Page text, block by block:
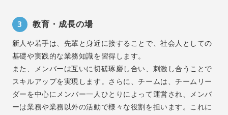
3 教育・成長の場
新人や若手は、先輩と身近に接することで、社会人としての
基礎や実践的な業務知識を習得します。
また、メンバーは互いに切磋琢磨し合い、刺激し合うことで
スキルアップを実現します。さらに、チームは、チームリー
ダーを中心にメンバー一人ひとりによって運営され、メンバ
ーは業務や業務以外の活動で様々な役割を担います。これに